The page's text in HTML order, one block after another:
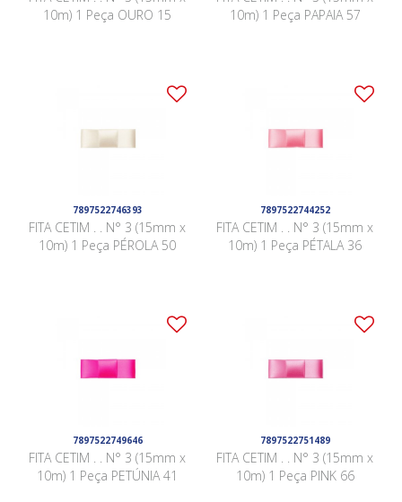
10m) 1 Peça OURO 15
10m) 1 Peça PAPAIA 57
7897522746393
FITA CETIM . . N° 3 (15mm x
10m) 1 Peça PÉROLA 50
7897522744252
FITA CETIM . . N° 3 (15mm x
10m) 1 Peça PÉTALA 36
7897522749646
FITA CETIM . . N° 3 (15mm x
10m) 1 Peça PETÚNIA 41
7897522751489
FITA CETIM . . N° 3 (15mm x
10m) 1 Peça PINK 66